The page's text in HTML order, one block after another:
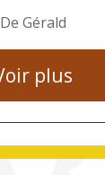
De Gérald
plus